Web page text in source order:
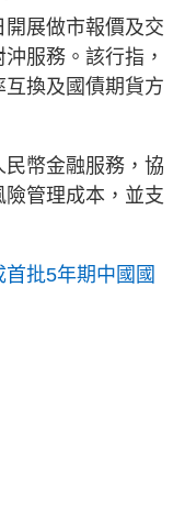
展做市報價及交
服務。該行指，
換及國債期貨方
幣金融服務，協
管理成本，並支
批5年期中國國